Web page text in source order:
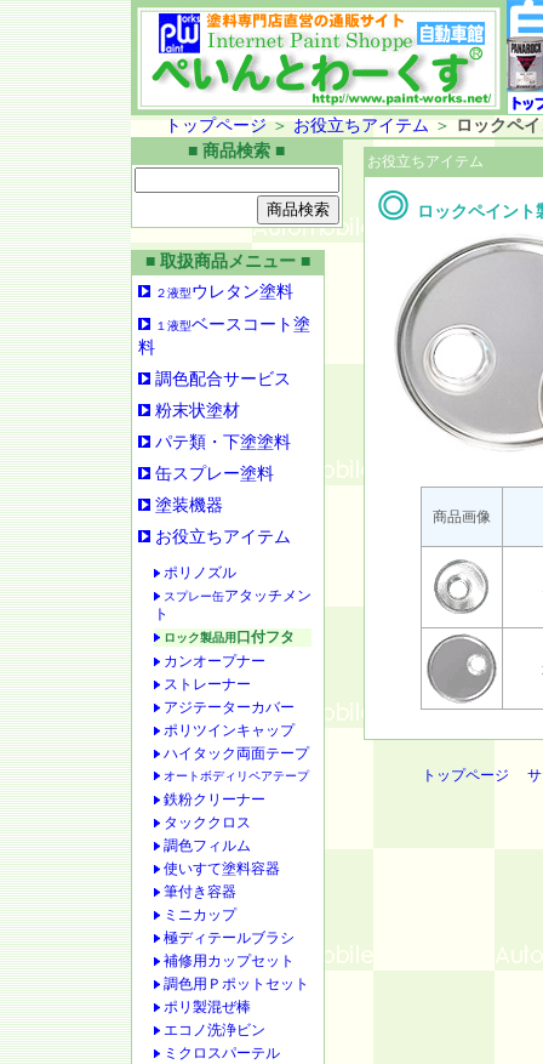
トップページ ＞ お役立ちアイテム ＞ ロックペ
■ 商品検索 ■
■ 取扱商品メニュー ■
２液型ウレタン塗料
１液型ベースコート塗
料
調色配合サービス
粉末状塗材
パテ類・下塗塗料
缶スプレー塗料
塗装機器
お役立ちアイテム
ポリノズル
スプレー缶アタッチメン
ト
ロック製品用口付フタ
カンオープナー
ストレーナー
アジテーターカバー
ポリツインキャップ
ハイタック両面テープ
オートボディリペアテープ
鉄粉クリーナー
タッククロス
調色フィルム
使いすて塗料容器
筆付き容器
ミニカップ
極ディテールブラシ
補修用カップセット
調色用Ｐポットセット
ポリ製混ぜ棒
エコノ洗浄ビン
ミクロスパーテル
お役立ちアイテム
◎ ロックペイン
商品画像
トップページ